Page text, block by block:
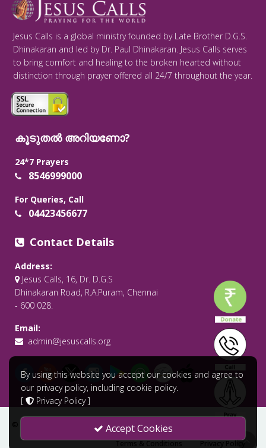
Jesus Calls is a global ministry founded by Late Brother D.G.S.
Dhinakaran and led by Dr. Paul Dhinakaran. Jesus Calls serves
to bring comfort and healing to the broken hearted without
distinction through prayer offered all 24/7 throughout the year.
കൂടുതൽ അറിയണോ?
24*7 Prayers
8546999000
For Queries, Call
04423456677
Contact Details
Address:
Jesus Calls, 16, Dr. D.G.S
Dhinakaran Road, R.A.Puram, Chennai
- 600 028.
Email:
admin@jesuscalls.org
© 2026 All Rights Reserved .Jesus Calls - Praying for the World
Terms & Conditions
Privacy Policy
By using this website you accept our cookies and agree to
our privacy policy, including cookie policy.
[
Privacy Policy]
Accept Cookies